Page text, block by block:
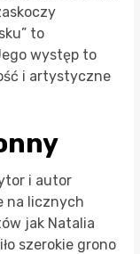
to
występ to
i artystyczne
i autor
na licznych
jak Natalia
szerokie grono